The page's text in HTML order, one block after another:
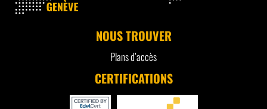
NOUS TROUVER
Plans d’accès
CERTIFICATIONS